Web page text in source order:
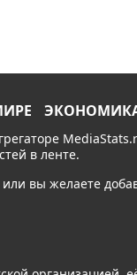
в ленте.
вы желаете